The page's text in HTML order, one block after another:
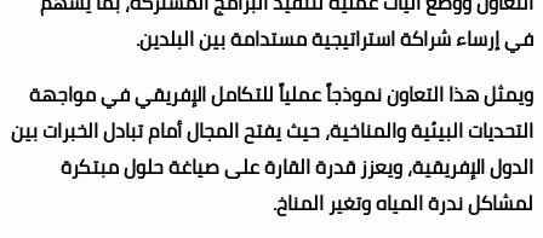
في إرساء شراكة استراتيجية مستدامة بين البلدين.
ويمثل هذا التعاون نموذجاً عملياً للتكامل الإفريقي في مواجهة
التحديات البيئية والمناخية، حيث يفتح المجال أمام تبادل الخبرات بين
الدول الإفريقية، ويعزز قدرة القارة على صياغة حلول مبتكرة
لمشاكل ندرة المياه وتغير المناخ.